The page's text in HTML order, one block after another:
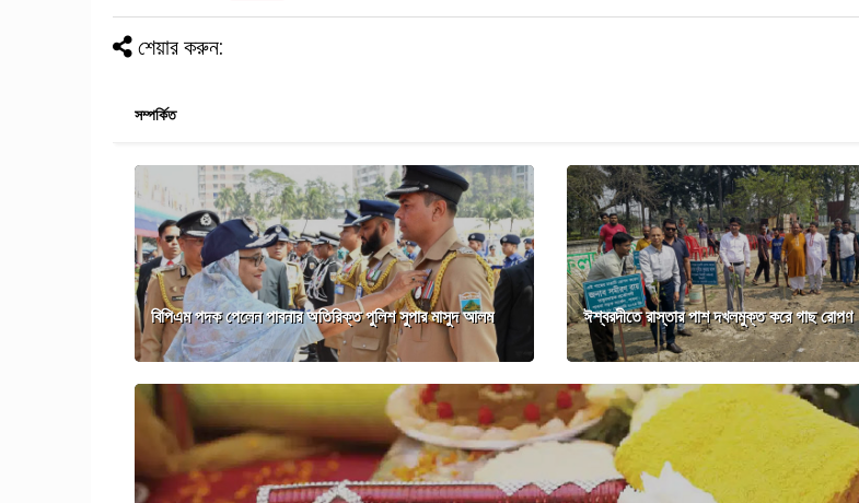
শেয়ার করুন:
সম্পর্কিত
বিপিএম পদক পেলেন পাবনার অতিরিক্ত পুলিশ সুপার মাসুদ আলম ঈশ্বরদীতে রাস্তার পাশ দখলমুক্ত করে গাছ রোপণ